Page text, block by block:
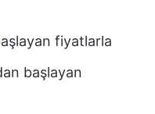
fiyatlarla
başlayan